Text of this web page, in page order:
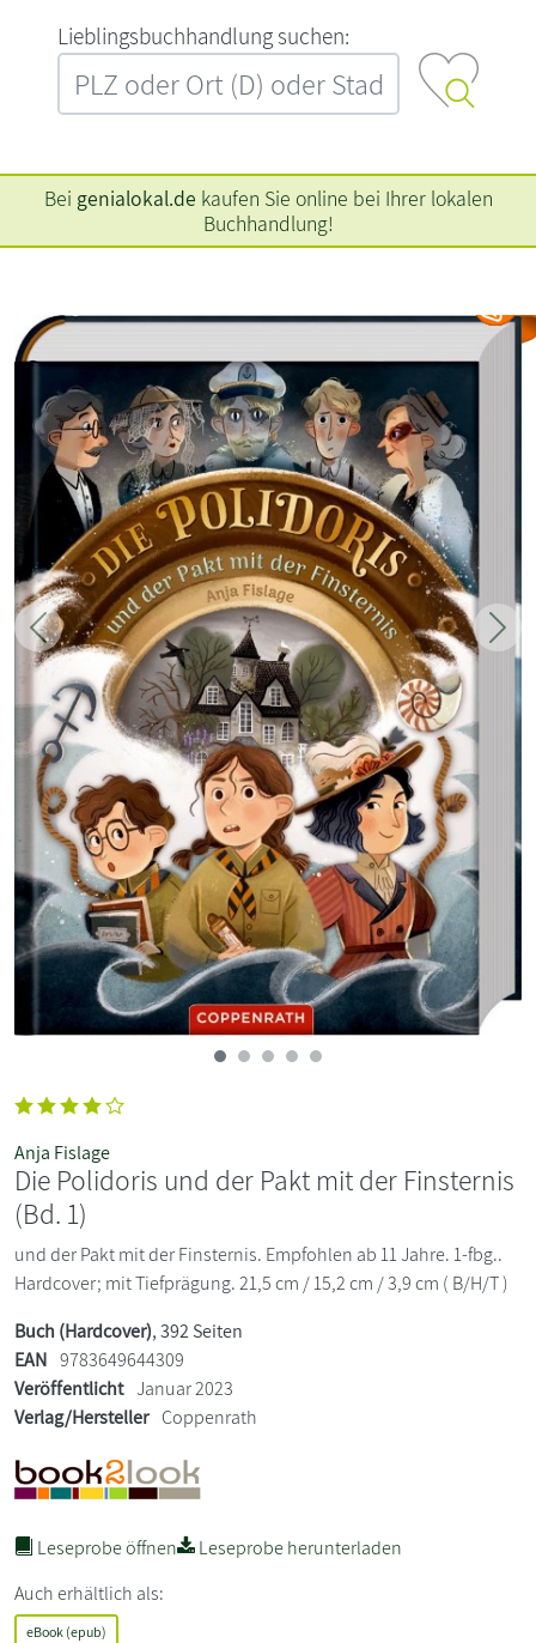
L‍i‍e‍b‍l‍i‍n‍g‍s‍b‍u‍c‍h‍h‍a‍n‍d‍l‍u‍n‍g‍ ‍s‍u‍c‍h‍e‍n‍:‍
Bei genialokal.de kaufen Sie online bei Ihrer lokalen
Buchhandlung!
Zurück
Anja Fislage
Die Polidoris und der Pakt mit der Finsternis
(Bd. 1)
und der Pakt mit der Finsternis. Empfohlen ab 11 Jahre. 1-fbg..
Hardcover; mit Tiefprägung. 21,5 cm / 15,2 cm / 3,9 cm ( B/H/T )
Buch (Hardcover), 392 Seiten
EAN 9783649644309
Veröffentlicht Januar 2023
Verlag/Hersteller Coppenrath
Leseprobe öffnen
Leseprobe herunterladen
Auch erhältlich als:
eBook (epub)